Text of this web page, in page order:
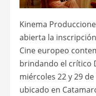
Kinema
abierta la
Cine europeo
brindando el crítico
miércoles 22 y 29
ubicado en